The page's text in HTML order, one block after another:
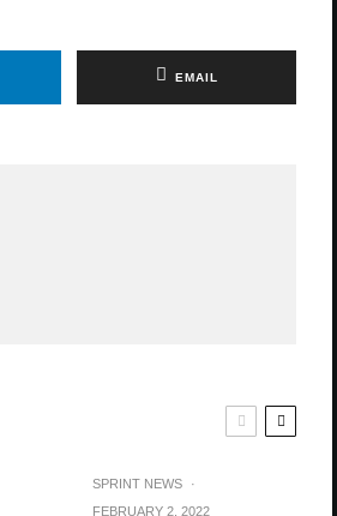
EMAIL
SPRINT NEWS
·
FEBRUARY 2, 2022